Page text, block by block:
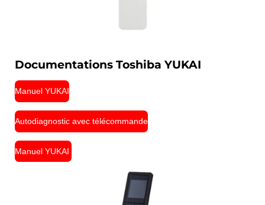
Documentations Toshiba YUKAI
Manuel YUKAI
Autodiagnostic avec télécommande
Manuel YUKAI